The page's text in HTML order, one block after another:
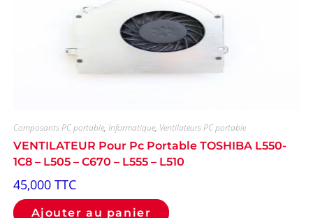
Composants PC portable, Informatique, Ventilateurs PC portable
VENTILATEUR Pour Pc Portable TOSHIBA L550-
1C8 – L505 – C670 – L555 – L510
45,000 TTC
Ajouter au panier